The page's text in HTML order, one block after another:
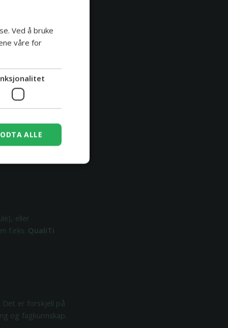
gjenger som
og mer behagelig
eller
f.eks. QualiTi
Det er forskjell på
og fagkunnskap.
Ved å bruke
våre for
ALLE